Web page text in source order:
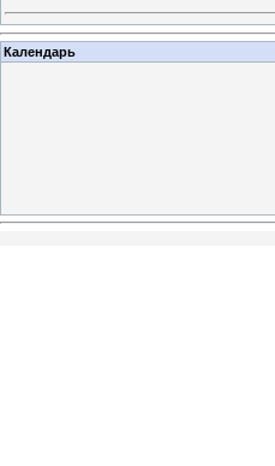
Календарь